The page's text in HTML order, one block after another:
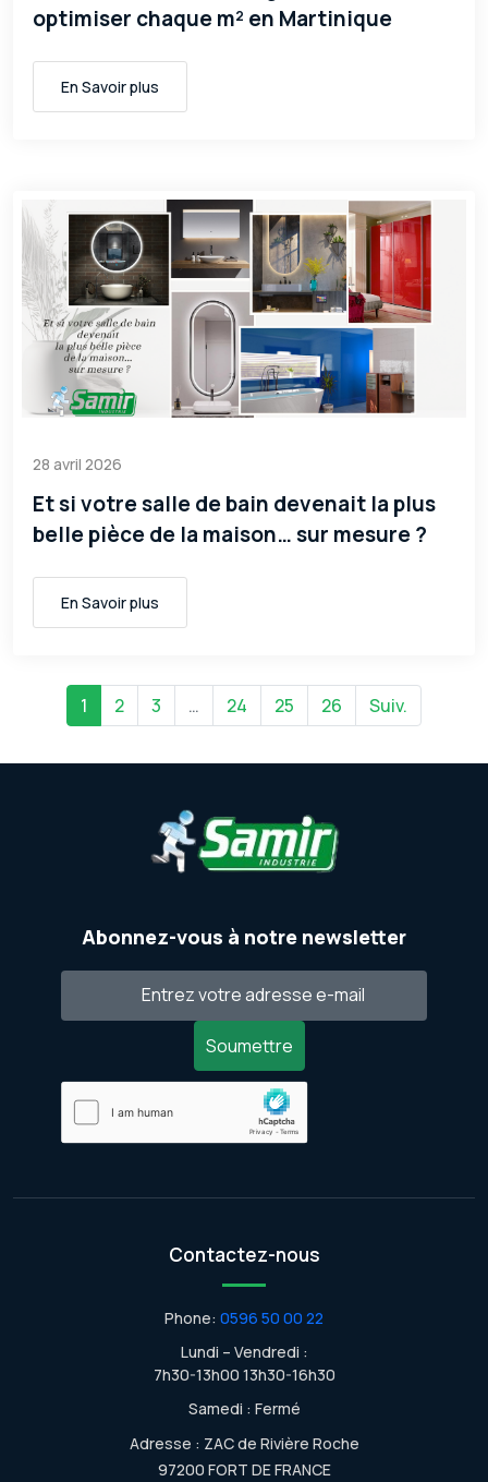
optimiser chaque m² en Martinique
En Savoir plus
28 avril 2026
Et si votre salle de bain devenait la plus
belle pièce de la maison… sur mesure ?
En Savoir plus
1 2 3 … 24 25 26 Suiv.
Abonnez-vous à notre newsletter
Soumettre
Contactez-nous
Phone: 0596 50 00 22
Lundi – Vendredi :
7h30-13h00 13h30-16h30
Samedi : Fermé
Adresse : ZAC de Rivière Roche
97200 FORT DE FRANCE